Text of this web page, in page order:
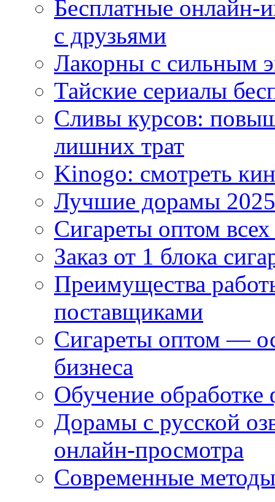
Бесплатные
с друзьями
Лакорны с сильным
Тайские сериалы
Сливы курсов:
лишних трат
Kinogo: смотреть
Лучшие дорамы
Сигареты оптом
Заказ от 1 блока
Преимущества
поставщиками
Сигареты оптом —
бизнеса
Обучение
Дорамы с русской
онлайн-просмотра
Современные